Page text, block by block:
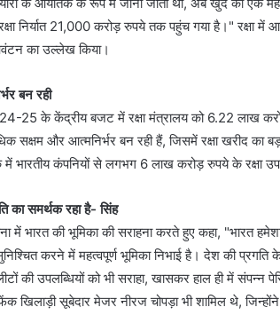
निर्यात 21,000 करोड़ रुपये तक पहुंच गया है।" रक्षा में
का उल्लेख किया।
बन रही
25 के केंद्रीय बजट में रक्षा मंत्रालय को 6.22 लाख
सक्षम और आत्मनिर्भर बन रही हैं, जिसमें रक्षा खरीद का
भारतीय कंपनियों से लगभग 6 लाख करोड़ रुपये के रक्षा
का समर्थक रहा है- सिंह
में भारत की भूमिका की सराहना करते हुए कहा, "भारत
करने में महत्वपूर्ण भूमिका निभाई है। देश की
की उपलब्धियों को भी सराहा, खासकर हाल ही में
खिलाड़ी सूबेदार मेजर नीरज चोपड़ा भी शामिल थे,